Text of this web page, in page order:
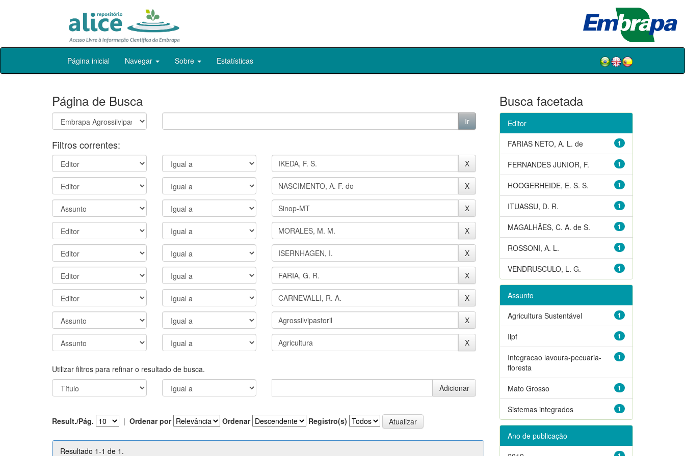
Skip
Página inicial Navegar Sobre Estatísticas
Página de Busca
Filtros correntes:
Utilizar filtros para refinar o resultado de busca.
Result./Pág. | Ordenar por Ordenar Registro(s)
Resultado 1-1 de 1.
Busca facetada
Editor
1
FARIAS NETO, A. L. de
1
FERNANDES JUNIOR, F.
1
HOOGERHEIDE, E. S. S.
1
ITUASSU, D. R.
1
MAGALHÃES, C. A. de S.
1
ROSSONI, A. L.
1
VENDRUSCULO, L. G.
Assunto
1
Agricultura Sustentável
1
Ilpf
1
Integracao lavoura-pecuaria-
floresta
1
Mato Grosso
1
Sistemas integrados
Ano de publicação